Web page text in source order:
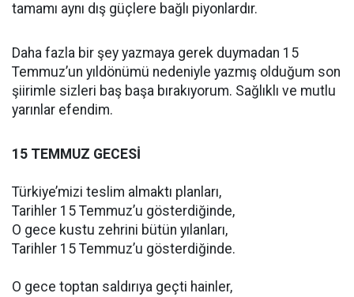
tamamı aynı dış güçlere bağlı piyonlardır.
Daha fazla bir şey yazmaya gerek duymadan 15
Temmuz’un yıldönümü nedeniyle yazmış olduğum son
şiirimle sizleri baş başa bırakıyorum. Sağlıklı ve mutlu
yarınlar efendim.
15 TEMMUZ GECESİ
Türkiye’mizi teslim almaktı planları,
Tarihler 15 Temmuz’u gösterdiğinde,
O gece kustu zehrini bütün yılanları,
Tarihler 15 Temmuz’u gösterdiğinde.
O gece toptan saldırıya geçti hainler,